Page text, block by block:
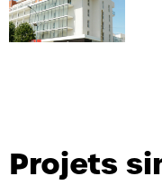
Projets